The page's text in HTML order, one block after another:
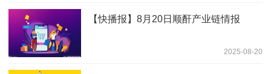
【快播报】8月20日顺酐产业链情报
2025-08-20